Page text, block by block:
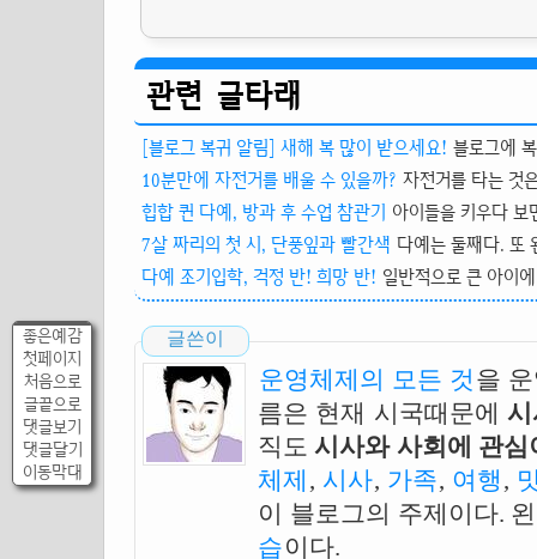
좋은예감
첫페이지
처음으로
글끝으로
댓글보기
댓글달기
이동막대
관련 글타래
[블로그 복귀 알림] 새해 복 많이 받으세요! 블로그에
10분만에 자전거를 배울 수 있을까? 자전거를 타는 것
힙합 퀸 다예, 방과 후 수업 참관기 아이들을 키우다
7살 짜리의 첫 시, 단풍잎과 빨간색 다예는 둘째다. 또
다예 조기입학, 걱정 반! 희망 반! 일반적으로 큰 아이
글쓴이
운영체제의 모든 것 을
름은 현재 시국때문에
직도 시사와 사회에 관
체제 , 시사, 가족, 여행 ,
이 블로그의 주제이다.
습이다.